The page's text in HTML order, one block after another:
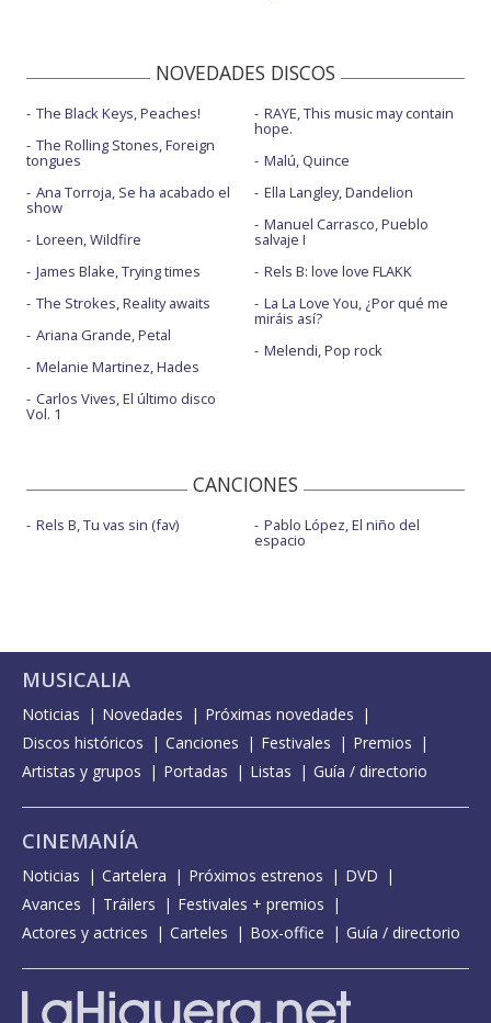
NOVEDADES DISCOS
The Black Keys, Peaches!
The Rolling Stones, Foreign
tongues
Ana Torroja, Se ha acabado el
show
Loreen, Wildfire
James Blake, Trying times
The Strokes, Reality awaits
Ariana Grande, Petal
Melanie Martinez, Hades
Carlos Vives, El último disco
Vol. 1
RAYE, This music may contain
hope.
Malú, Quince
Ella Langley, Dandelion
Manuel Carrasco, Pueblo
salvaje I
Rels B: love love FLAKK
La La Love You, ¿Por qué me
miráis así?
Melendi, Pop rock
CANCIONES
Rels B, Tu vas sin (fav) Pablo López, El niño del
espacio
MUSICALIA
Noticias Novedades
Próximas novedades
Discos históricos
Canciones Festivales
Premios
Artistas y grupos
Portadas Listas Guía / directorio
CINEMANÍA
Noticias Cartelera Próximos estrenos
DVD
Avances
Tráilers
Festivales + premios
Actores y actrices
Carteles Box-office Guía / directorio